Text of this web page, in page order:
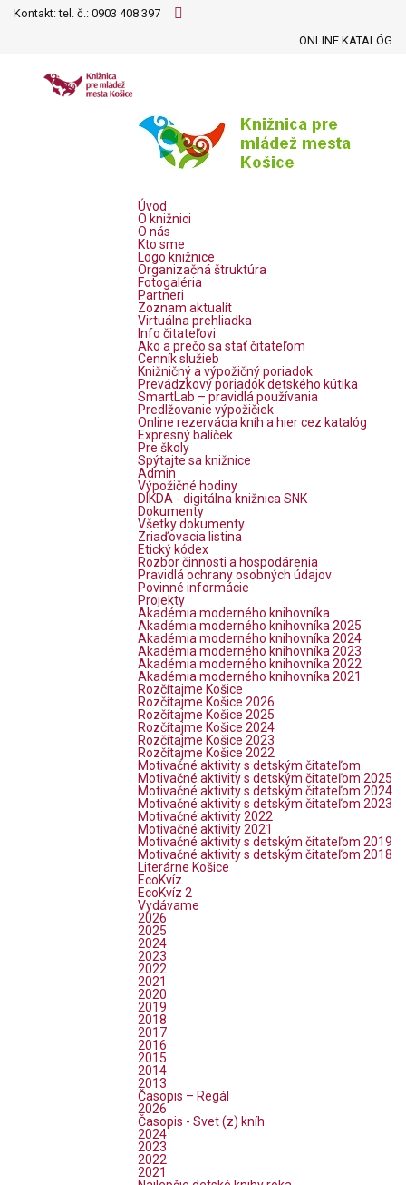
Kontakt: tel. č.: 0903 408 397
ONLINE KATALÓG
Úvod
O knižnici
O nás
Kto sme
Logo knižnice
Organizačná štruktúra
Fotogaléria
Partneri
Zoznam aktualít
Virtuálna prehliadka
Info čitateľovi
Ako a prečo sa stať čitateľom
Cenník služieb
Knižničný a výpožičný poriadok
Prevádzkový poriadok detského kútika
SmartLab – pravidlá používania
Predlžovanie výpožičiek
Online rezervácia kníh a hier cez katalóg
Expresný balíček
Pre školy
Spýtajte sa knižnice
Admin
Výpožičné hodiny
DIKDA - digitálna knižnica SNK
Dokumenty
Všetky dokumenty
Zriaďovacia listina
Etický kódex
Rozbor činnosti a hospodárenia
Pravidlá ochrany osobných údajov
Povinné informácie
Projekty
Akadémia moderného knihovníka
Akadémia moderného knihovníka 2025
Akadémia moderného knihovníka 2024
Akadémia moderného knihovníka 2023
Akadémia moderného knihovníka 2022
Akadémia moderného knihovníka 2021
Rozčítajme Košice
Rozčítajme Košice 2026
Rozčítajme Košice 2025
Rozčítajme Košice 2024
Rozčítajme Košice 2023
Rozčítajme Košice 2022
Motivačné aktivity s detským čitateľom
Motivačné aktivity s detským čitateľom 2025
Motivačné aktivity s detským čitateľom 2024
Motivačné aktivity s detským čitateľom 2023
Motivačné aktivity 2022
Motivačné aktivity 2021
Motivačné aktivity s detským čitateľom 2019
Motivačné aktivity s detským čitateľom 2018
Literárne Košice
EcoKvíz
EcoKvíz 2
Vydávame
2026
2025
2024
2023
2022
2021
2020
2019
2018
2017
2016
2015
2014
2013
Časopis – Regál
2026
Časopis - Svet (z) kníh
2024
2023
2022
2021